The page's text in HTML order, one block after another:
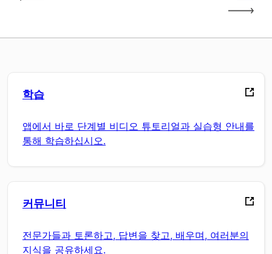
학습
앱에서 바로 단계별 비디오 튜토리얼과 실습형 안내를
통해 학습하십시오.
커뮤니티
전문가들과 토론하고, 답변을 찾고, 배우며, 여러분의
지식을 공유하세요.